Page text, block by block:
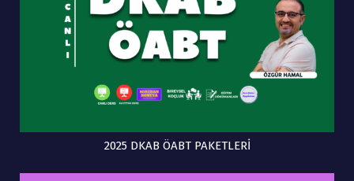
2025 DKAB ÖABT PAKETLERİ